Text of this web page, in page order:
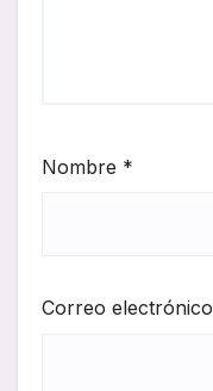
Nombre *
Correo electrónico